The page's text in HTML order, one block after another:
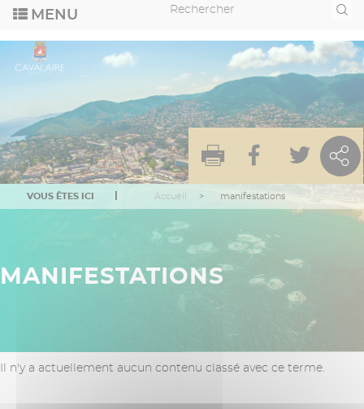
Aller
contenu
principal
Recherche
VOUS ÊTES ICI Accueil manifestations
MANIFESTATIONS
Il n'y a actuellement aucun contenu classé avec ce terme.